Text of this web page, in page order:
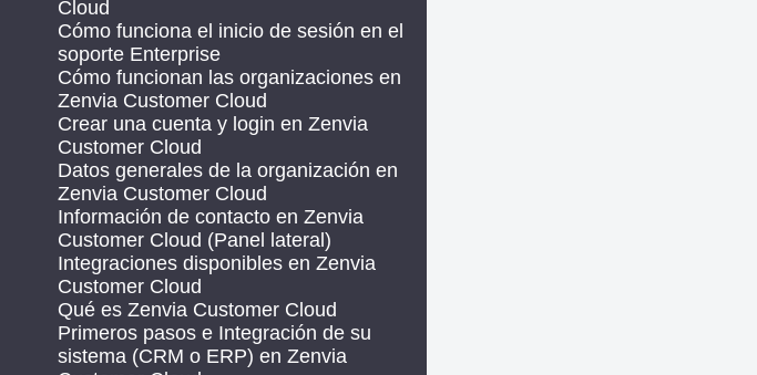
Cloud
Cómo funciona el inicio de sesión en el
soporte Enterprise
Cómo funcionan las organizaciones en
Zenvia Customer Cloud
Crear una cuenta y login en Zenvia
Customer Cloud
Datos generales de la organización en
Zenvia Customer Cloud
Información de contacto en Zenvia
Customer Cloud (Panel lateral)
Integraciones disponibles en Zenvia
Customer Cloud
Qué es Zenvia Customer Cloud
Primeros pasos e Integración de su
sistema (CRM o ERP) en Zenvia